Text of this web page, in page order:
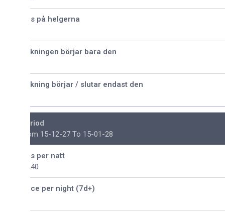
på helgerna
börjar bara den
börjar / slutar endast den
15-12-27 To 15-01-28
per natt
per night (7d+)